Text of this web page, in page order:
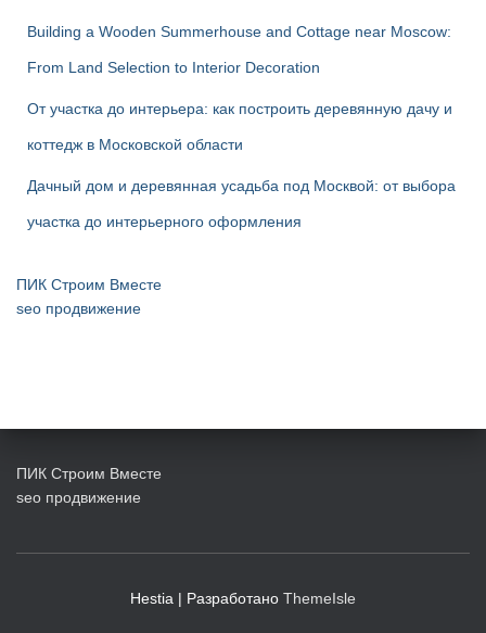
Building a Wooden Summerhouse and Cottage near Moscow:
From Land Selection to Interior Decoration
От участка до интерьера: как построить деревянную дачу и
коттедж в Московской области
Дачный дом и деревянная усадьба под Москвой: от выбора
участка до интерьерного оформления
ПИК Строим Вместе
seo продвижение
ПИК Строим Вместе
seo продвижение
Hestia | Разработано ThemeIsle